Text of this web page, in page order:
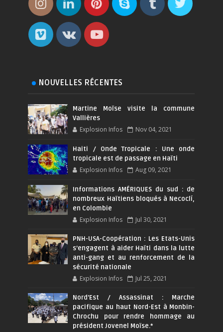
NOUVELLES RÉCENTES
Martine Moïse visite la commune
Vallières
Explosion Infos Nov 04, 2021
Haiti / Onde Tropicale : Une onde
tropicale est de passage en Haïti
Explosion Infos Aug 09, 2021
Informations AMÉRIQUES du sud : de
nombreux Haïtiens bloqués à Necoclí,
en Colombie
Explosion Infos Jul 30, 2021
PNH-USA-Coopération : Les Etats-Unis
s’engagent à aider Haïti dans la lutte
anti-gang et au renforcement de la
sécurité nationale
Explosion Infos Jul 25, 2021
Nord'Est / Assassinat : Marche
pacifique au haut Nord-Est à Monbin-
Chrochu pour rendre hommage au
président Jovenel Moïse.*